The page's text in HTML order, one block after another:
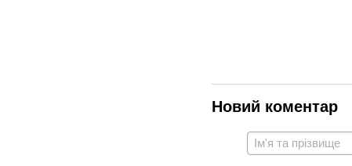
Новий коментар